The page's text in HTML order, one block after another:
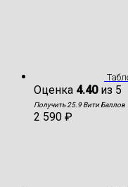
Оценка 4.40из 5
Получить 25.9 Вити Баллов
2 590 ₽